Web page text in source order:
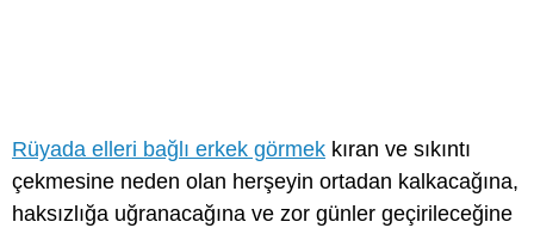
Rüyada elleri bağlı erkek görmek kıran ve sıkıntı
çekmesine neden olan herşeyin ortadan kalkacağına,
haksızlığa uğranacağına ve zor günler geçirileceğine